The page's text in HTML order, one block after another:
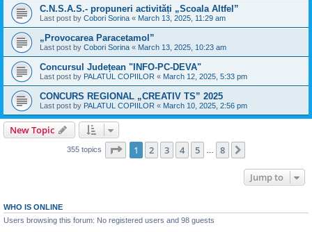
C.N.S.A.S.- propuneri activități „Scoala Altfel”
Last post by Cobori Sorina « March 13, 2025, 11:29 am
„Provocarea Paracetamol”
Last post by Cobori Sorina « March 13, 2025, 10:23 am
Concursul Județean "INFO-PC-DEVA"
Last post by PALATUL COPIILOR « March 12, 2025, 5:33 pm
CONCURS REGIONAL „CREATIV TS” 2025
Last post by PALATUL COPIILOR « March 10, 2025, 2:56 pm
New Topic
355 topics Page 1of 8
1 2 3 4 5 8
Jump to
WHO IS ONLINE
Users browsing this forum: No registered users and 98 guests